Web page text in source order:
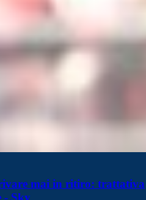
mai in ritiro: trattativa
- Sky